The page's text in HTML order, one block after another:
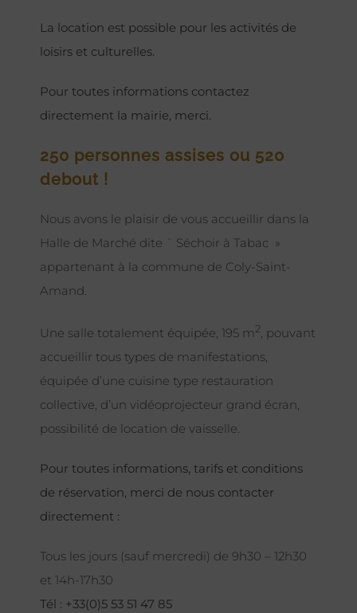
La location est possible pour les activités de
loisirs et culturelles.
Pour toutes informations contactez
directement la mairie, merci.
250 personnes assises ou 520
debout !
Nous avons le plaisir de vous accueillir dans la
Halle de Marché dite ¨ Séchoir à Tabac »
appartenant à la commune de Coly-Saint-
Amand.
Une salle totalement équipée, 195 m2 , pouvant
accueillir tous types de manifestations,
équipée d’une cuisine type restauration
collective, d’un vidéoprojecteur grand écran,
possibilité de location de vaisselle.
Pour toutes informations, tarifs et conditions
de réservation, merci de nous contacter
directement :
Tous les jours (sauf mercredi) de 9h30 – 12h30
et 14h-17h30
Tél : +33(0)5 53 51 47 85